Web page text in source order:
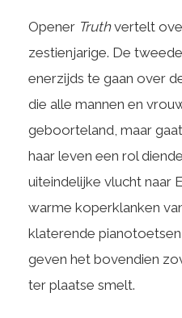
Opener Truthvertelt
zestienjarige. De
enerzijds te gaan over
die alle mannen en
geboorteland, maar
haar leven een rol
uiteindelijke vlucht naar
warme koperklanken
klaterende
geven het bovendien
ter plaatse smelt.